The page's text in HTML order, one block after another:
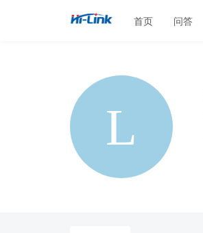
首页 问答